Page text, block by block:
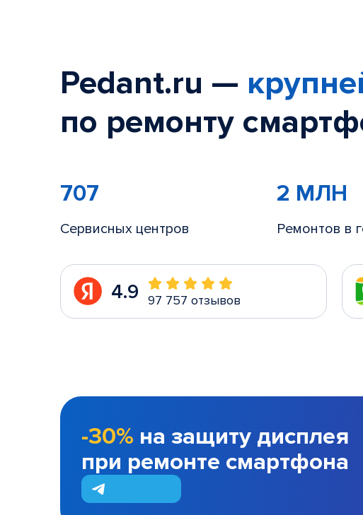
Pedant.ru —
по ремонту
707
Сервисных центров
2 МЛН
Ремонтов в
4.9 97 757 отзывов
-30% на защиту дисплея
при ремонте смартфона